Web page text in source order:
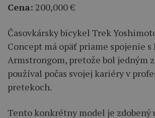
Cena: 200,000 €
Časovkársky bicykel Trek
Concept má opäť priame spojenie s
Armstrongom, pretože bol jedným
používal počas svojej kariéry v
pretekoch.
Tento konkrétny model je zdobený